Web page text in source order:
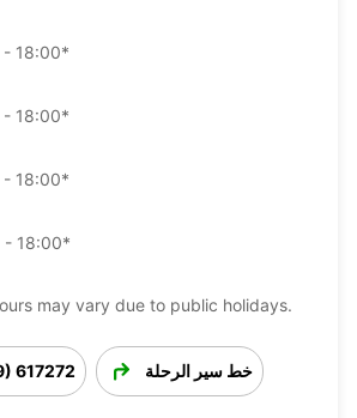
- 18:00*
- 18:00*
- 18:00*
- 18:00*
may vary due to public holidays.
617272 خط سير الرحلة